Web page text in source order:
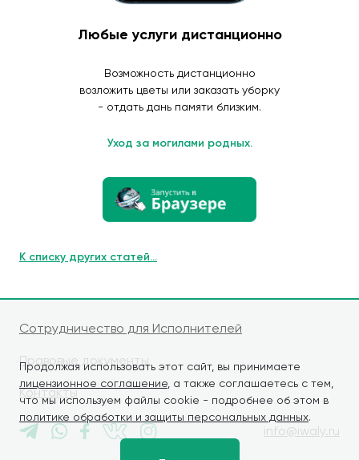
Продолжая использовать этот сайт, вы принимаете
лицензионное соглашение , а также соглашаетесь с тем,
что мы используем файлы cookie - подробнее об этом в
политике обработки и защиты персональных данных.
Любые услуги дистанционно
Возможность дистанционно
возложить цветы или заказать уборку
- отдать дань памяти близким.
Уход за могилами родных.
К списку других статей...
Сотрудничество для Исполнителей
Правовые документы
Контакты
info@iwaly.ru